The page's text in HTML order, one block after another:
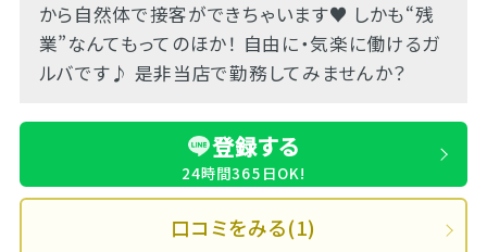
から自然体で接客ができちゃいます♥ しかも“残
業”なんてもってのほか！ 自由に・気楽に働けるガ
ルバです♪ 是非当店で勤務してみませんか？
登録する
24時間365日OK!
口コミをみる(1)